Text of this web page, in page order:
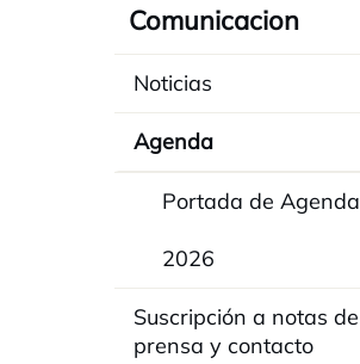
Comunicacion
Noticias
Agenda
Portada de Agenda
2026
Suscripción a notas de
prensa y contacto